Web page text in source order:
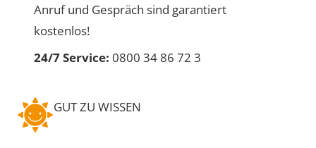
Anruf und Gespräch sind garantiert
kostenlos!
24/7 Service: 0800 34 86 72 3
GUT ZU WISSEN